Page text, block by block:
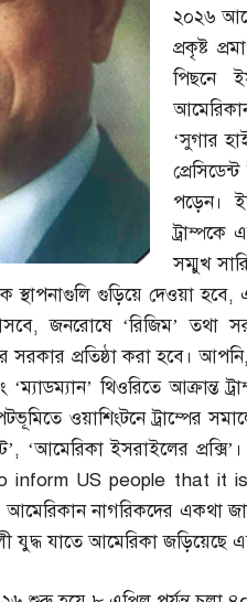
২০২৬
প্রকৃষ্ট
পিছনে
‘সুগার
পড়েন।
ট্রাম্পকে
সম্মুখ
গুড়িয়ে দেওয়া হবে,
,জনরোষে ‘রিজিম’ তথা
সরকার প্রতিষ্ঠা করা হবে। আপনি
থিওরিতে আক্রান্ত
ওয়াশিংটনে ট্রাম্পের
, ‘আমেরিকা ইসরাইলের
inform US people that it
নাগরিকদের একথা
যুদ্ধ যাতে আমেরিকা জড়িয়েছে